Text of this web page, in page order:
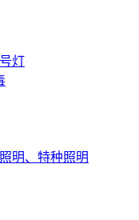
灯
明、特种照明